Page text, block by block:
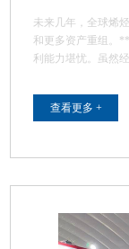
未来几年，全球烯
和更多资产重组。
利能力堪忧。虽然
查看更多 +